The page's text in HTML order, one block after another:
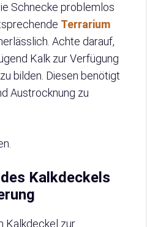
Schnecke problemlos
Terrarium
Achte darauf,
Kalk zur Verfügung
bilden. Diesen benötigt
Austrocknung zu
Kalkdeckels
Kalkdeckel zur